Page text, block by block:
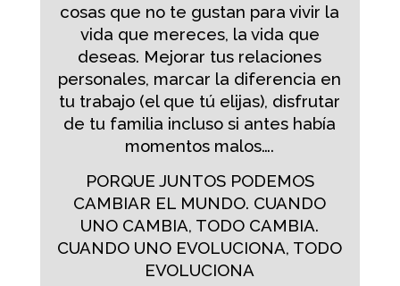
cosas que no te gustan para vivir la
vida que mereces, la vida que
deseas. Mejorar tus relaciones
personales, marcar la diferencia en
tu trabajo (el que tú elijas), disfrutar
de tu familia incluso si antes había
momentos malos….
PORQUE JUNTOS PODEMOS
CAMBIAR EL MUNDO. CUANDO
UNO CAMBIA, TODO CAMBIA.
CUANDO UNO EVOLUCIONA, TODO
EVOLUCIONA